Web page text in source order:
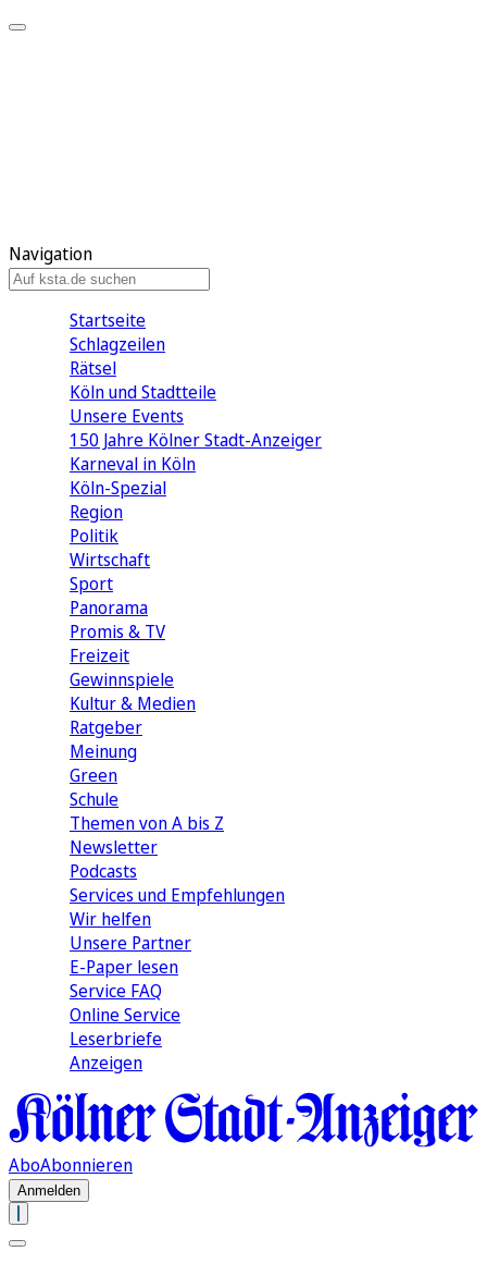
Navigation
Startseite
Schlagzeilen
Rätsel
Köln und Stadtteile
Unsere Events
150 Jahre Kölner Stadt-Anzeiger
Karneval in Köln
Köln-Spezial
Region
Politik
Wirtschaft
Sport
Panorama
Promis & TV
Freizeit
Gewinnspiele
Kultur & Medien
Ratgeber
Meinung
Green
Schule
Themen von A bis Z
Newsletter
Podcasts
Services und Empfehlungen
Wir helfen
Unsere Partner
E-Paper lesen
Service FAQ
Online Service
Leserbriefe
Anzeigen
AboAbonnieren
Anmelden